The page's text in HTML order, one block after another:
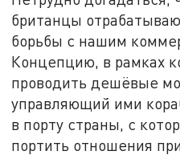
британцы
борьбы с нашим
Концепцию, в рамках
проводить дешёвые
управляющий ими
в порту страны, с
портить отношения